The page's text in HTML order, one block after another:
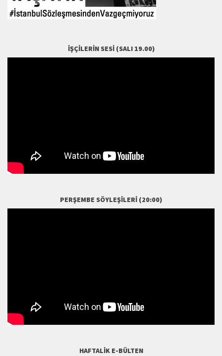
İŞÇILERIN SESI (SALI 19.00)
PERŞEMBE SÖYLEŞILERI (20:00)
HAFTALIK E-BÜLTEN